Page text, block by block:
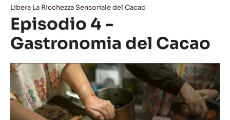
Libera La Ricchezza Sensoriale del Cacao
Episodio 4 -
Gastronomia del Cacao